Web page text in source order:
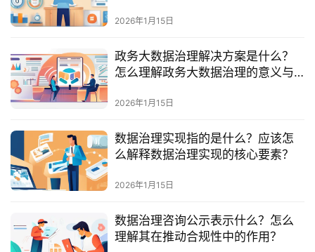
持
了
解
普
元
系
我
们
2026年1月15日
政务大数据治理解决方案是什么？
怎么理解政务大数据治理的意义与
2026年1月15日
数据治理实现指的是什么？应该怎
么解释数据治理实现的核心要素？
2026年1月15日
数据治理咨询公示表示什么？怎么
理解其在推动合规性中的作用？